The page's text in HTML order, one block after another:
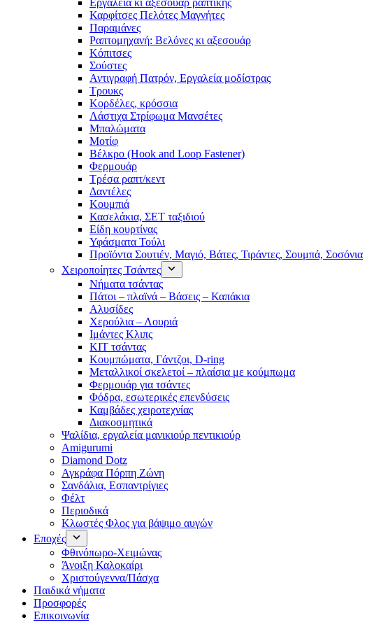
Εργαλεία κι αξεσουάρ ραπτικής
Καρφίτσες Πελότες Μαγνήτες
Παραμάνες
Ραπτομηχανή: Βελόνες κι αξεσουάρ
Κόπιτσες
Σούστες
Αντιγραφή Πατρόν, Εργαλεία μοδίστρας
Τρουκς
Κορδέλες, κρόσσια
Λάστιχα Στρίφωμα Μανσέτες
Μπαλώματα
Mοτίφ
Βέλκρο (Hook and Loop Fastener)
Φερμουάρ
Τρέσα ραπτ/κεντ
Δαντέλες
Κουμπιά
Κασελάκια, ΣΕΤ ταξιδιού
Είδη κουρτίνας
Υφάσματα Τούλι
Προϊόντα Σουτιέν, Μαγιό, Βάτες, Τιράντες, Σουμπά, Σοσόνια
Χειροποίητες Τσάντες
Νήματα τσάντας
Πάτοι – πλαϊνά – Βάσεις – Καπάκια
Αλυσίδες
Χερούλια – Λουριά
Ιμάντες Κλιπς
ΚΙΤ τσάντας
Κουμπώματα, Γάντζοι, D-ring
Μεταλλικοί σκελετοί – πλαίσια με κούμπωμα
Φερμουάρ για τσάντες
Φόδρα, εσωτερικές επενδύσεις
Καμβάδες χειροτεχνίας
Διακοσμητικά
Ψαλίδια, εργαλεία μανικιούρ πεντικιούρ
Amigurumi
Diamond Dotz
Αγκράφα Πόρπη Ζώνη
Σανδάλια, Εσπαντρίγιες
Φέλτ
Περιοδικά
Κλωστές Φλος για βάψιμο αυγών
Εποχές
Φθινόπωρο-Χειμώνας
Άνοιξη Καλοκαίρι
Χριστούγεννα/Πάσχα
Παιδικά νήματα
Προσφορές
Επικοινωνία